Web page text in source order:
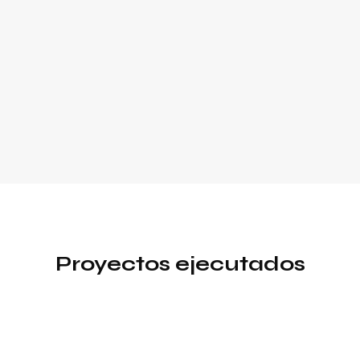
Proyectos ejecutados